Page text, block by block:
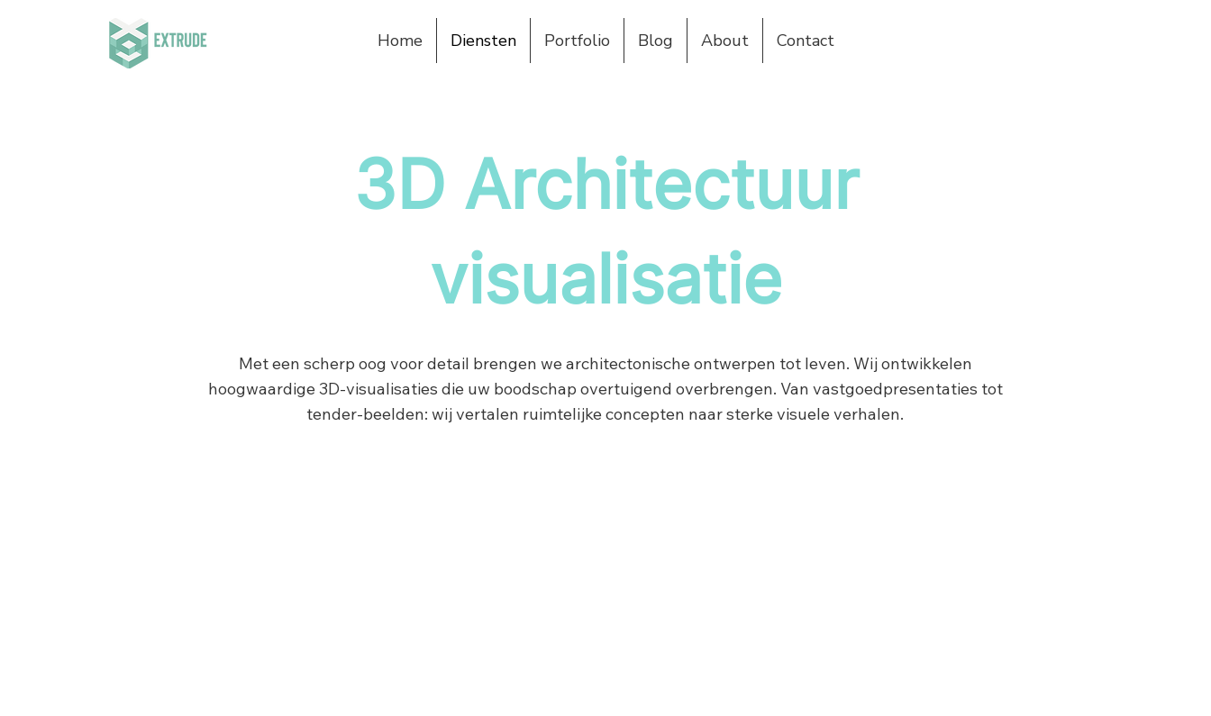
Home Diensten Portfolio Blog About Contact
3D Architectuur
visualisatie
Met een scherp oog voor detail brengen we architectonische ontwerpen tot leven. Wij ontwikkelen
hoogwaardige 3D-visualisaties die uw boodschap overtuigend overbrengen. Van vastgoedpresentaties tot
tender-beelden: wij vertalen ruimtelijke concepten naar sterke visuele verhalen.